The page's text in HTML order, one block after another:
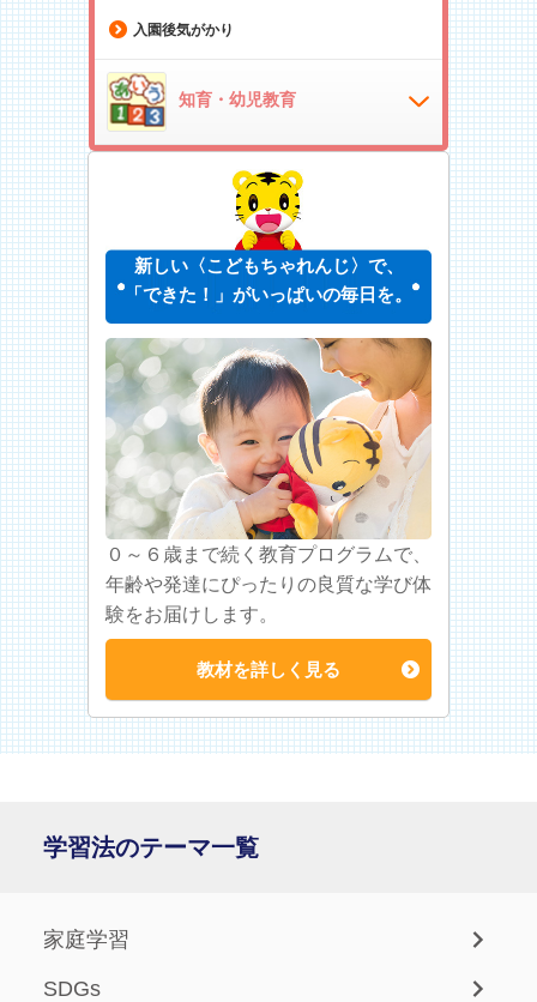
入園後気がかり
知育・幼児教育
新しい〈こどもちゃれんじ〉で、
「できた！」がいっぱいの毎日を。
０～６歳まで続く教育プログラムで、
年齢や発達にぴったりの良質な学び体
験をお届けします。
教材を詳しく見る
学習法のテーマ一覧
家庭学習
SDGs